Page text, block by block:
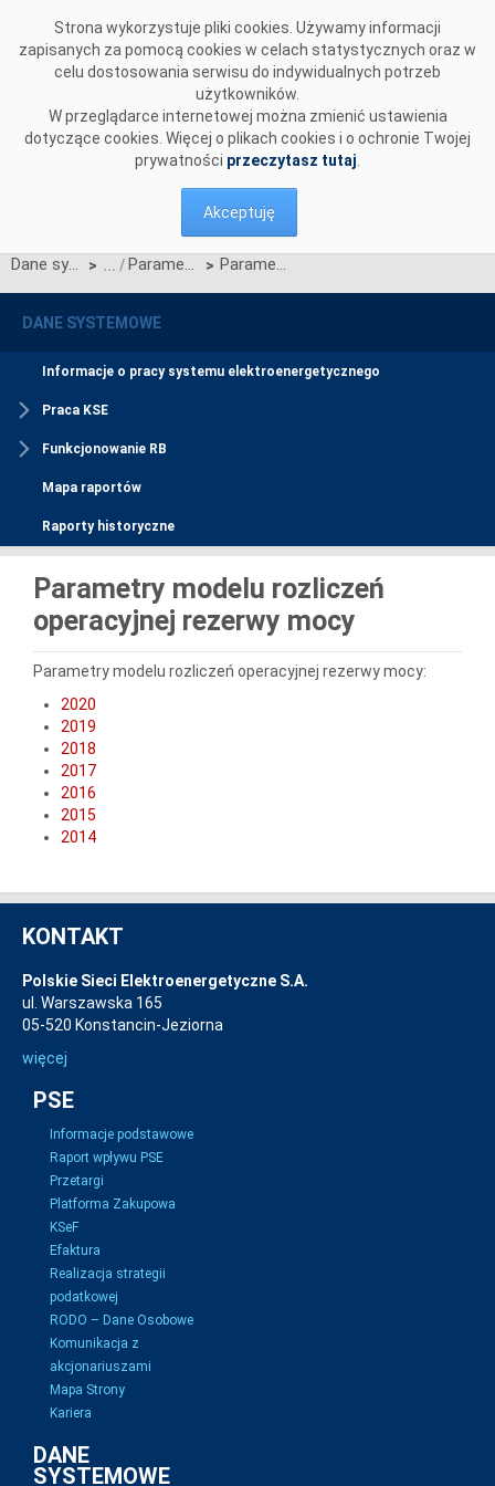
Strona wykorzystuje pliki cookies. Używamy informacji
zapisanych za pomocą cookies w celach statystycznych oraz w
celu dostosowania serwisu do indywidualnych potrzeb
użytkowników.
W przeglądarce internetowej można zmienić ustawienia
dotyczące cookies. Więcej o plikach cookies i o ochronie Twojej
prywatności przeczytasz tutaj
Akceptuję
Dane systemowe > Parametry modelu rozliczeń operacyjnej rezerwy mocy > Parametry 2014 - 2020
DANE SYSTEMOWE
Informacje o pracy systemu elektroenergetycznego
Praca KSE
Funkcjonowanie RB
Mapa raportów
Raporty historyczne
Parametry modelu rozliczeń
operacyjnej rezerwy mocy
Parametry modelu rozliczeń operacyjnej rezerwy mocy:
2020
2019
2018
2017
2016
2015
2014
KONTAKT
Polskie Sieci Elektroenergetyczne S.A.
ul. Warszawska 165
05-520 Konstancin-Jeziorna
więcej
PSE
Informacje podstawowe
Raport wpływu PSE
Przetargi
Platforma Zakupowa
KSeF
Efaktura
Realizacja strategii
podatkowej
RODO – Dane Osobowe
Komunikacja z
akcjonariuszami
Mapa Strony
Kariera
DANE
SYSTEMOWE